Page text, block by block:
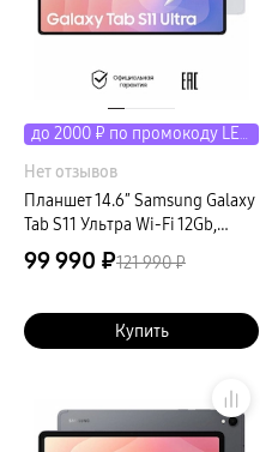
до 2000 ₽ по промокоду LETO
Нет отзывов
Планшет 14.6″ Samsung Galaxy
Tab S11 Ультра Wi-Fi 12Gb,
256Gb, серебристый
99 990 ₽121 990 ₽
Купить